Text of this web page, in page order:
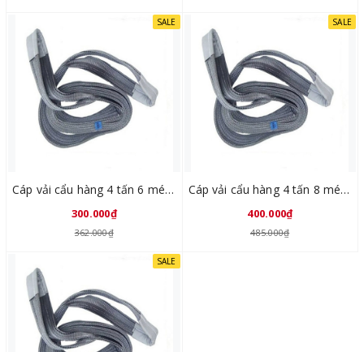
SALE
Cáp vải cẩu hàng 4 tấn 6 mét Trung Quốc
300.000₫
362.000₫
SALE
Cáp vải cẩu hàng 4 tấn 8 mét Trung Quốc
400.000₫
485.000₫
SALE